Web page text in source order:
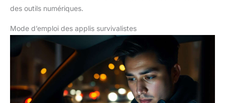
des outils numériques.
Mode d’emploi des applis survivalistes